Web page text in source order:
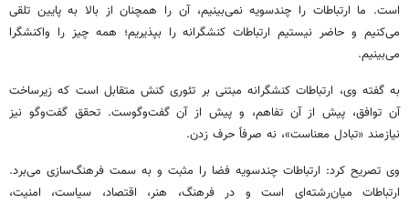
است. ما ارتباطات را چندسویه نمی‌بینیم، آن را همچنان از بالا به پایین تلقی
می‌کنیم و حاضر نیستیم ارتباطات کنشگرانه را بپذیریم؛ همه چیز را واکنشگرا
می‌بینیم.
به گفته وی، ارتباطات کنشگرانه مبتنی بر تئوری کنش متقابل است که زیرساخت
آن توافق، پیش از آن تفاهم، و پیش از آن گفت‌وگوست. تحقق گفت‌وگو نیز
نیازمند «تبادل معناست»، نه صرفاً حرف زدن.
وی تصریح کرد: ارتباطات چندسویه فضا را مثبت و به سمت فرهنگ‌سازی می‌برد.
ارتباطات میان‌رشته‌ای است و در فرهنگ، هنر، اقتصاد، سیاست، امنیت،